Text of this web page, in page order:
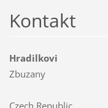
Kontakt
Hradilkovi
Zbuzany